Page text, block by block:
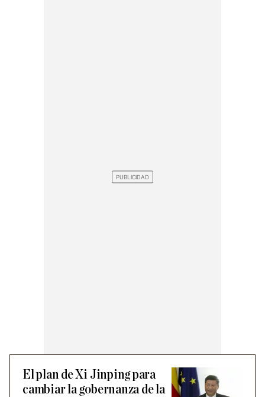
El plan de Xi Jinping para
cambiar la gobernanza de la